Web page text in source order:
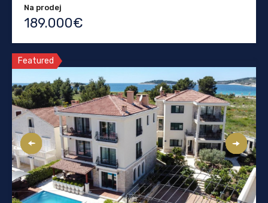
Na prodej
189.000€
Featured